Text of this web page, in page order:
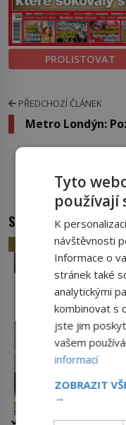
PROLISTOVAT
PŘEDCHOZÍ ČLÁNEK
Metro Londýn:
SOUVISEJÍCÍ ČLÁNKY
HISTORIE
Tyto
používají
K
návštěvnosti
Informace o
stránek také
analytickými
kombinovat s
jste jim
vašem
informací
ZOBRAZIT
→